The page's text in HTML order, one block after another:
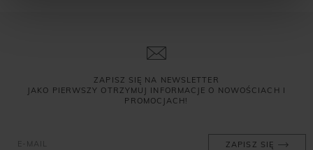
ZAPISZ SIĘ NA NEWSLETTER
JAKO PIERWSZY OTRZYMUJ INFORMACJE O NOWOŚCIACH I
PROMOCJACH!
ZAPISZ SIĘ